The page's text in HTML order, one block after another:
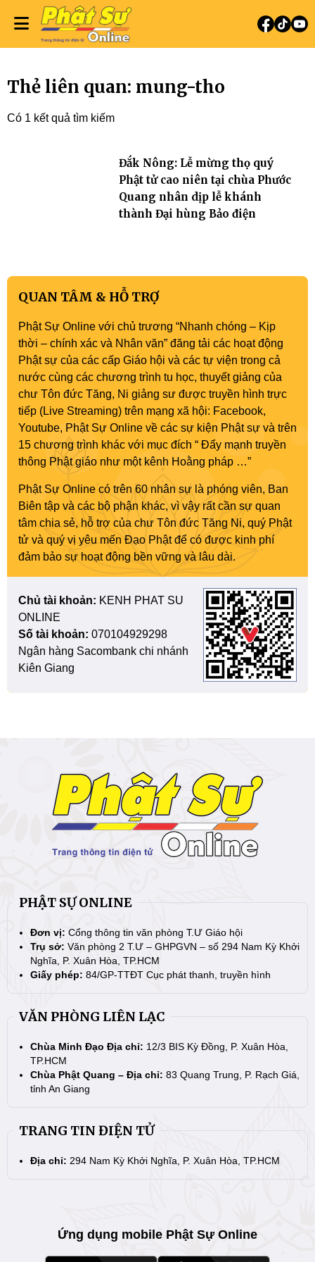
Thẻ liên quan: mung-tho
Có 1 kết quả tìm kiếm
Đắk Nông: Lễ mừng thọ quý
Phật tử cao niên tại chùa Phước
Quang nhân dịp lễ khánh
thành Đại hùng Bảo điện
QUAN TÂM & HỖ TRỢ
Phật Sự Online với chủ trương “Nhanh chóng – Kịp
thời – chính xác và Nhân văn” đăng tải các hoạt động
Phật sự của các cấp Giáo hội và các tự viện trong cả
nước cùng các chương trình tu học, thuyết giảng của
chư Tôn đức Tăng, Ni giảng sư được truyền hình trực
tiếp (Live Streaming) trên mạng xã hội: Facebook,
Youtube, Phật Sự Online về các sự kiện Phật sự và trên
15 chương trình khác với mục đích “ Đẩy mạnh truyền
thông Phật giáo như một kênh Hoằng pháp …”
Phật Sự Online có trên 60 nhân sự là phóng viên, Ban
Biên tập và các bộ phận khác, vì vậy rất cần sự quan
tâm chia sẻ, hỗ trợ của chư Tôn đức Tăng Ni, quý Phật
tử và quý vị yêu mến Đạo Phật để có được kinh phí
đảm bảo sự hoạt động bền vững và lâu dài.
Chủ tài khoản: KENH PHAT SU
ONLINE
Số tài khoản: 070104929298
Ngân hàng Sacombank chi nhánh
Kiên Giang
PHẬT SỰ ONLINE
Đơn vị: Cổng thông tin văn phòng T.Ư Giáo hội
Trụ sở: Văn phòng 2 T.Ư – GHPGVN – số 294 Nam Kỳ Khởi
Nghĩa, P. Xuân Hòa, TP.HCM
Giấy phép: 84/GP-TTĐT Cục phát thanh, truyền hình
VĂN PHÒNG LIÊN LẠC
Chùa Minh Đạo Địa chỉ: 12/3 BIS Kỳ Đồng, P. Xuân Hòa,
TP.HCM
Chùa Phật Quang – Địa chỉ: 83 Quang Trung, P. Rạch Giá,
tỉnh An Giang
TRANG TIN ĐIỆN TỬ
Địa chỉ: 294 Nam Kỳ Khởi Nghĩa, P. Xuân Hòa, TP.HCM
Ứng dụng mobile Phật Sự Online